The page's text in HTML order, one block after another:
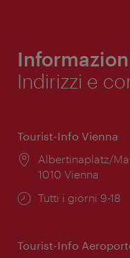
Indirizzi e
Tourist-Info Vienna
Posizione:
Albertinaplatz/
1010 Vienna
Orari
Tutti i giorni 9-18
Tourist-Info